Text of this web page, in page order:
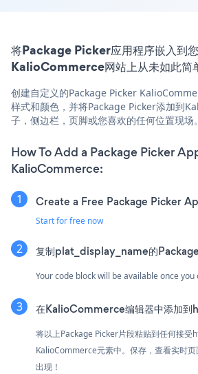
将Package Picker应用程序嵌入到
KalioCommerce网站上从未如此简
创建自定义的Package Picker
样式和颜色，并将Package Picker添加到
子，侧边栏，页脚或您喜欢的任何位置现场。
How To Add a Package Picker
KalioCommerce:
Create a Free Package Picker
Start for free now
复制plat_display_name的
Your code block will be available once
在KalioCommerce编辑器中添加到
将以上Package Picker片段粘贴到任何接受
KalioCommerce元素中。保存，查看实时
出现！